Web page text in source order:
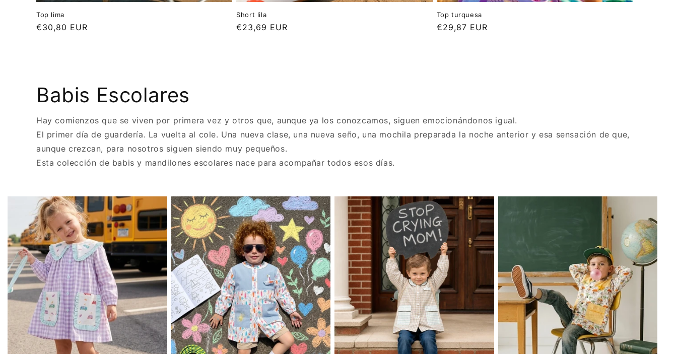
Top lima
Precio
€30,80 EUR
Short lila
Precio
€23,69 EUR
Top turquesa
Precio
€29,87 EUR
Babis Escolares
Hay comienzos que se viven por primera vez y otros que, aunque ya los conozcamos, siguen emocionándonos igual.
El primer día de guardería. La vuelta al cole. Una nueva clase, una nueva seño, una mochila preparada la noche anterior y esa sensación de que,
aunque crezcan, para nosotros siguen siendo muy pequeños.
Esta colección de babis y mandilones escolares nace para acompañar todos esos días.